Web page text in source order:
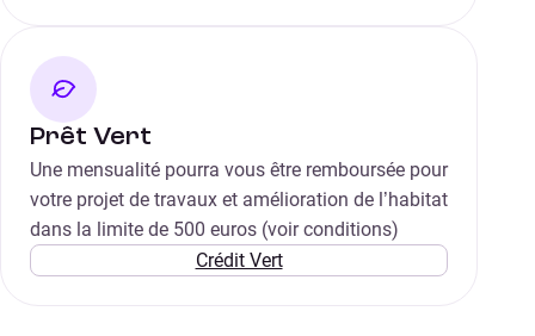
Prêt Vert
Une mensualité pourra vous être remboursée pour
votre projet de travaux et amélioration de l’habitat
dans la limite de 500 euros (voir conditions)
Crédit Vert